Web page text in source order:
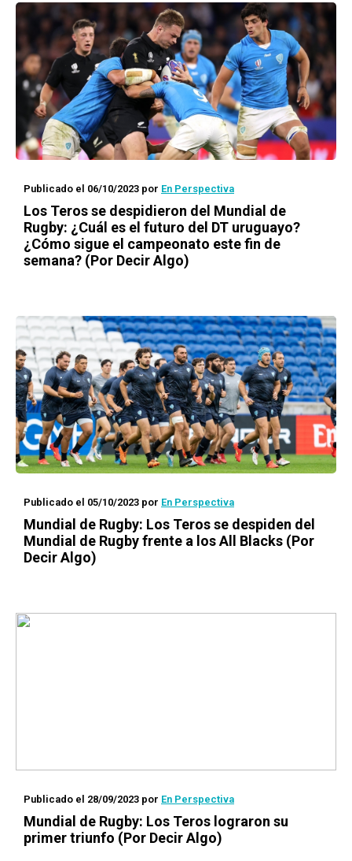
Publicado el 06/10/2023 por En Perspectiva
Los Teros se despidieron del Mundial de
Rugby: ¿Cuál es el futuro del DT uruguayo?
¿Cómo sigue el campeonato este fin de
semana? (Por Decir Algo)
Publicado el 05/10/2023 por En Perspectiva
Mundial de Rugby: Los Teros se despiden del
Mundial de Rugby frente a los All Blacks (Por
Decir Algo)
Publicado el 28/09/2023 por En Perspectiva
Mundial de Rugby: Los Teros lograron su
primer triunfo (Por Decir Algo)